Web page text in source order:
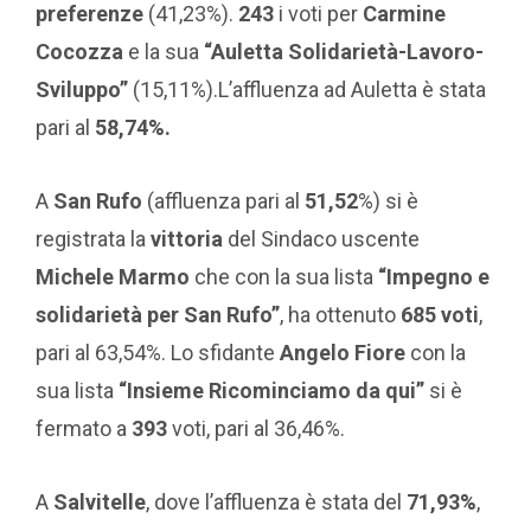
preferenze (41,23%). 243 i voti per Carmine
Cocozza e la sua “Auletta Solidarietà-Lavoro-
Sviluppo” (15,11%).L’affluenza ad Auletta è stata
pari al 58,74%.
A San Rufo (affluenza pari al 51,52%) si è
registrata la vittoria del Sindaco uscente
Michele Marmo che con la sua lista “Impegno e
solidarietà per San Rufo”, ha ottenuto 685 voti,
pari al 63,54%. Lo sfidante Angelo Fiore con la
sua lista “Insieme Ricominciamo da qui” si è
fermato a 393voti, pari al 36,46%.
A Salvitelle, dove l’affluenza è stata del 71,93%,